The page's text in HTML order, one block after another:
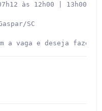
às 12h00 | 13h00 às
SC
a vaga e deseja